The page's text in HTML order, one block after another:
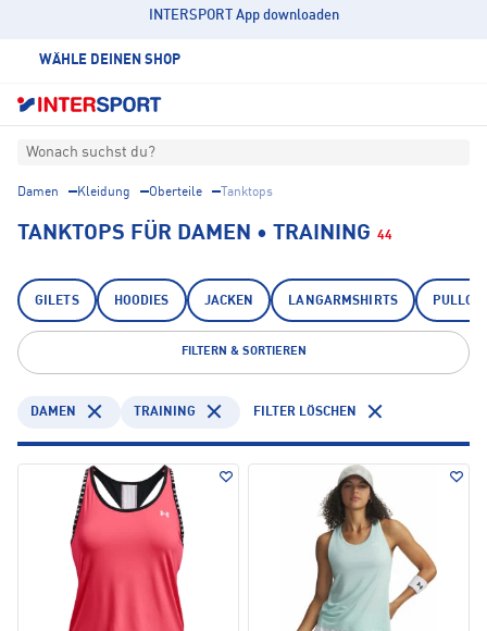
INTERSPORT App downloaden
WÄHLE DEINEN SHOP
Wonach suchst du?
Damen Kleidung Oberteile Tanktops
TANKTOPS FÜR DAMEN • TRAINING 44
GILETS HOODIES JACKEN LANGARMSHIRTS
FILTERN & SORTIEREN
DAMEN TRAINING FILTER LÖSCHEN